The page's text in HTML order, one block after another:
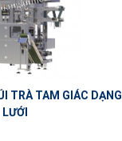
TRÀ TAM GIÁC DẠNG
LƯỚI